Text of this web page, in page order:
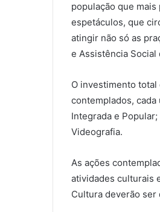
população que
espetáculos, que
atingir não só as
e Assistência Social
O investimento
contemplados,
Integrada e
Videografia.
As ações
atividades culturais
Cultura deverão ser